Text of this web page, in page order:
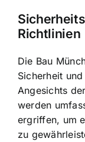
Richtlinien
Die Bau
Sicherheit
Angesichts
werden
ergriffen, um
zu